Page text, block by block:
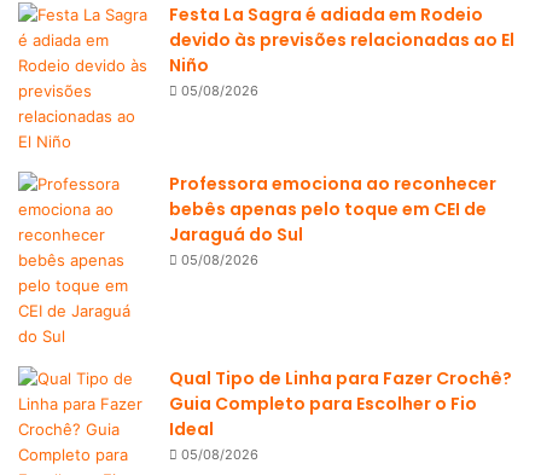
Festa La Sagra é adiada em Rodeio
devido às previsões relacionadas ao El
Niño
05/08/2026
Professora emociona ao reconhecer
bebês apenas pelo toque em CEI de
Jaraguá do Sul
05/08/2026
Qual Tipo de Linha para Fazer Crochê?
Guia Completo para Escolher o Fio
Ideal
05/08/2026